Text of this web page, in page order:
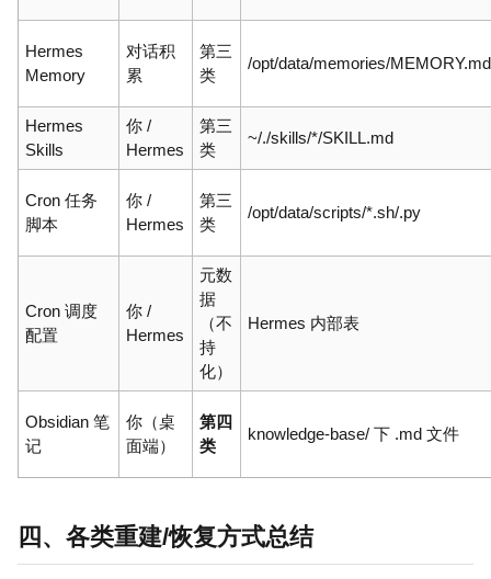
Hermes
Memory
对话积
累
第三
类
/opt/data/memories/MEMORY.md
Hermes
Skills
你 /
Hermes
第三
类
~/./skills/*/SKILL.md
Cron 任务
脚本
你 /
Hermes
第三
类
/opt/data/scripts/*.sh/.py
Cron 调度
配置
你 /
Hermes
元数
据
（不
持
化）
Hermes 内部表
Obsidian 笔
记
你（桌
面端）
第四
类
knowledge-base/ 下 .md 文件
四、各类重建/恢复方式总结